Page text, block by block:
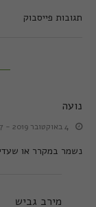
תגובות פייסבוק
נועה
4 באוקטובר 2019 - 16:57
נשמר במקרר או
מירב גביש